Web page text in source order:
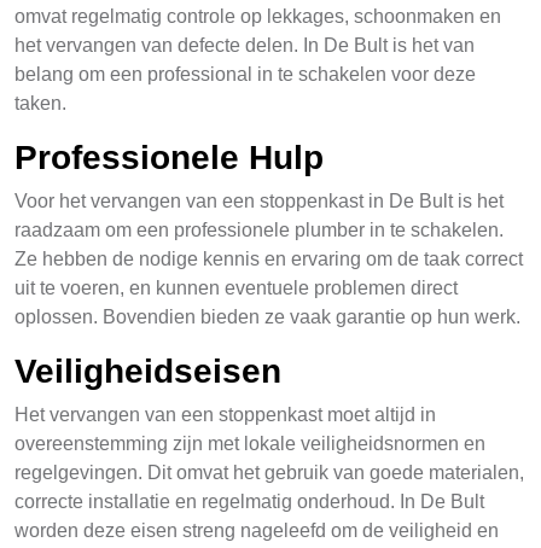
omvat regelmatig controle op lekkages, schoonmaken en
het vervangen van defecte delen. In De Bult is het van
belang om een professional in te schakelen voor deze
taken.
Professionele Hulp
Voor het vervangen van een stoppenkast in De Bult is het
raadzaam om een professionele plumber in te schakelen.
Ze hebben de nodige kennis en ervaring om de taak correct
uit te voeren, en kunnen eventuele problemen direct
oplossen. Bovendien bieden ze vaak garantie op hun werk.
Veiligheidseisen
Het vervangen van een stoppenkast moet altijd in
overeenstemming zijn met lokale veiligheidsnormen en
regelgevingen. Dit omvat het gebruik van goede materialen,
correcte installatie en regelmatig onderhoud. In De Bult
worden deze eisen streng nageleefd om de veiligheid en